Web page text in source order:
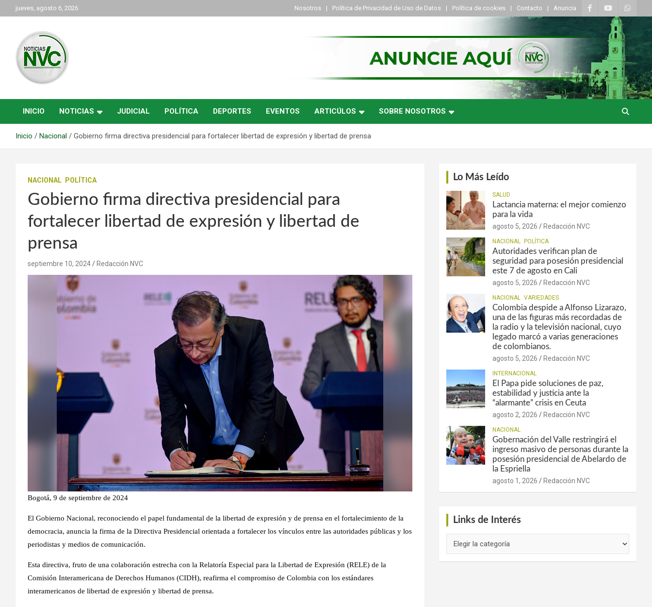
Saltar
al
jueves, agosto 6, 2026 Nosotros Política de Privacidad de Uso de Datos Política de cookies Contacto Anuncia
NVC Noticias
INICIO NOTICIAS JUDICIAL POLÍTICA DEPORTES EVENTOS ARTICÚLOS SOBRE NOSOTROS
Inicio Nacional Gobierno firma directiva presidencial para fortalecer libertad de expresión y libertad de prensa
NACIONAL POLÍTICA
Gobierno firma directiva presidencial para
fortalecer libertad de expresión y libertad de
prensa
septiembre 10, 2024 Redacción NVC
Bogotá, 9 de septiembre de 2024
El Gobierno Nacional, reconociendo el papel fundamental de la libertad de expresión y de prensa en el fortalecimiento de la
democracia, anuncia la firma de la Directiva Presidencial orientada a fortalecer los vínculos entre las autoridades públicas y los
periodistas y medios de comunicación.
Esta directiva, fruto de una colaboración estrecha con la Relatoría Especial para la Libertad de Expresión (RELE) de la
Comisión Interamericana de Derechos Humanos (CIDH), reafirma el compromiso de Colombia con los estándares
interamericanos de libertad de expresión y libertad de prensa.
Lo Más Leído
SALUD
Lactancia materna: el mejor comienzo
para la vida
agosto 5, 2026 Redacción NVC
NACIONAL POLÍTICA
Autoridades verifican plan de
seguridad para posesión presidencial
este 7 de agosto en Cali
agosto 5, 2026 Redacción NVC
NACIONAL VARIEDADES
Colombia despide a Alfonso Lizarazo,
una de las figuras más recordadas de
la radio y la televisión nacional, cuyo
legado marcó a varias generaciones
de colombianos.
agosto 5, 2026 Redacción NVC
INTERNACIONAL
El Papa pide soluciones de paz,
estabilidad y justicia ante la
“alarmante” crisis en Ceuta
agosto 2, 2026 Redacción NVC
NACIONAL
Gobernación del Valle restringirá el
ingreso masivo de personas durante la
posesión presidencial de Abelardo de
la Espriella
agosto 1, 2026 Redacción NVC
Links de Interés
de